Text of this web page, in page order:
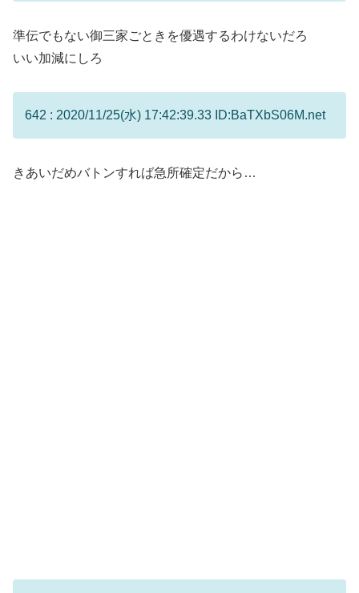
準伝でもない御三家ごときを優遇するわけないだろ
いい加減にしろ
642 : 2020/11/25(水) 17:42:39.33 ID:BaTXbS06M.net
きあいだめバトンすれば急所確定だから…